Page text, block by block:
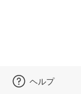
ヘルプ